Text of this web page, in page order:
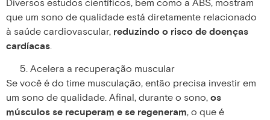
Diversos estudos científicos, bem como a ABS, mostram
que um sono de qualidade está diretamente relacionado
à saúde cardiovascular, reduzindo o risco de doenças
cardíacas.
Acelera a recuperação muscular
Se você é do time musculação, então precisa investir em
um sono de qualidade. Afinal, durante o sono, os
músculos se recuperam e se regeneram, o que é